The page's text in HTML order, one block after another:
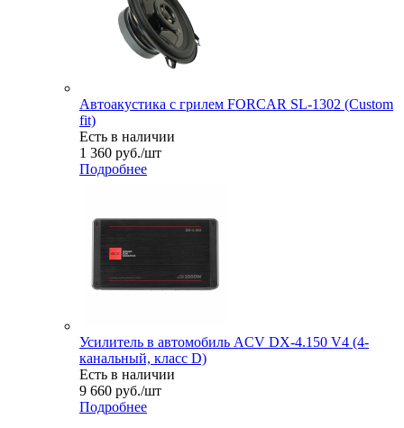
Автоакустика с грилем FORCAR SL-1302 (Custom
fit)
Есть в наличии
1 360 руб./шт
Подробнее
Усилитель в автомобиль ACV DX-4.150 V4 (4-
канальный, класс D)
Есть в наличии
9 660 руб./шт
Подробнее